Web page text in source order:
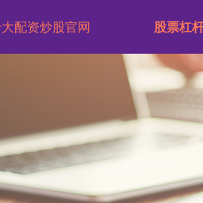
配资炒股官网 股票杠